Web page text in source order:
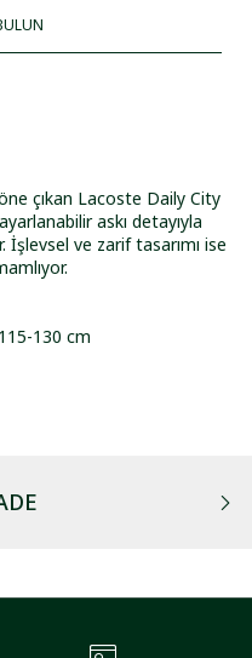
çıkan Lacoste Daily City
askı detayıyla
İşlevsel ve zarif tasarımı ise
130 cm